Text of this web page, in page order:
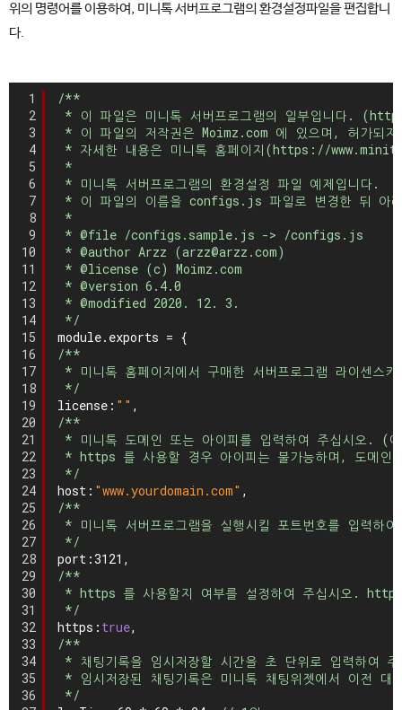
위의 명령어를 이용하여, 미니톡 서버프로그램의 환경설정파일을 편집합니
다.
1
2
3
4
5
6
7
8
9
10
11
12
13
14
15
16
17
18
19
20
21
22
23
24
25
26
27
28
29
30
31
32
33
34
35
36
/**
* 이 파일은 미니톡 서버프로그램의 일부입니다.
* 이 파일의 저작권은 Moimz.com 에 있으며, 허가되
* 자세한 내용은 미니톡 홈페이지(https://
*
* 미니톡 서버프로그램의 환경설정 파일 예제입니다.
* 이 파일의 이름을 configs.js 파일로 변경한 뒤 아래
*
* @file /configs.sample.js -> /configs.js
* @author Arzz (arzz@arzz.com)
* @license (c) Moimz.com
* @version 6.4.0
* @modified 2020. 12. 3.
*/
module.exports = {
/**
* 미니톡 홈페이지에서 구매한 서버프로그램 라이센스
*/
license: "" ,
/**
* 미니톡 도메인 또는 아이피를 입력하여 주십시오.
* https 를 사용할 경우 아이피는 불가능하며, 도메인
*/
host: "www.yourdomain.com" ,
/**
* 미니톡 서버프로그램을 실행시킬 포트번호를 입력하
*/
port:3121,
/**
* https 를 사용할지 여부를 설정하여 주십시오. https
*/
https: true,
/**
* 채팅기록을 임시저장할 시간을 초 단위로 입력하여
* 임시저장된 채팅기록은 미니톡 채팅위젯에서 이전 대
*/